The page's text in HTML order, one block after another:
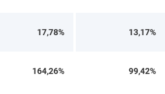
17,78% 13,17%
164,26% 99,42%